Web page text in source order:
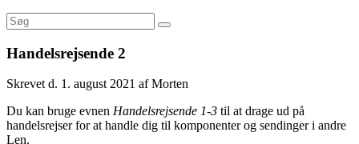
Handelsrejsende 2
Skrevet d. 1. august 2021 af Morten
Du kan bruge evnen Handelsrejsende 1-3 til at drage ud på
handelsrejser for at handle dig til komponenter og sendinger i andre
Len.